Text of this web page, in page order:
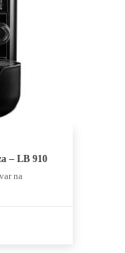
– LB 910
na